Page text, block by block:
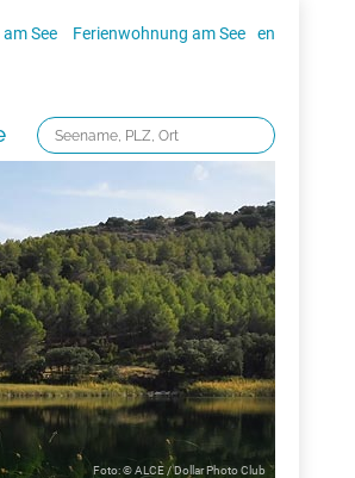
See Ferienwohnung am See en
Foto: © ALCE / Dollar Photo Club